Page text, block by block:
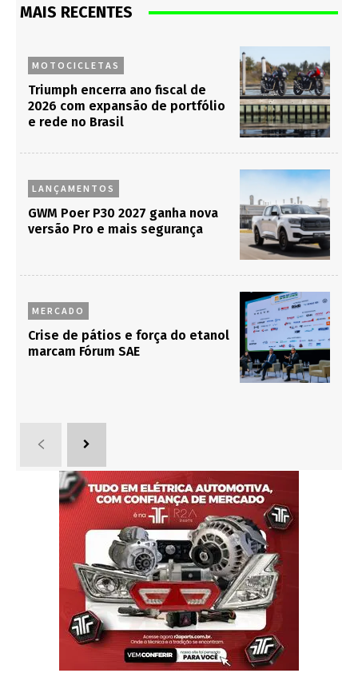
MAIS RECENTES
MOTOCICLETAS
Triumph encerra ano fiscal de
2026 com expansão de portfólio
e rede no Brasil
LANÇAMENTOS
GWM Poer P30 2027 ganha nova
versão Pro e mais segurança
MERCADO
Crise de pátios e força do etanol
marcam Fórum SAE